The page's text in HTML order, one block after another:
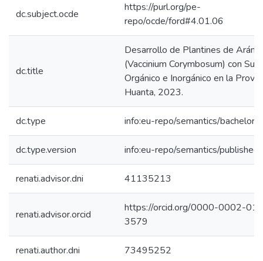
dc.subject.ocde
https://purl.org/pe-
repo/ocde/ford#4.01.06
dc.title
Desarrollo de Plantines de
(Vaccinium Corymbosum) con
Orgánico e Inorgánico en la
Huanta, 2023.
dc.type info:eu-repo/semantics/
dc.type.version info:eu-repo/semantics/
renati.advisor.dni 41135213
renati.advisor.orcid
https://orcid.org/0000-0002-
3579
renati.author.dni 73495252